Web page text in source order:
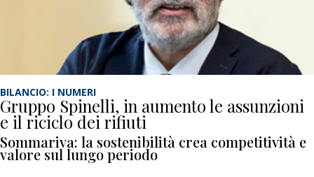
BILANCIO: I NUMERI
Gruppo Spinelli, in aumento le assunzioni
e il riciclo dei rifiuti
Sommariva: la sostenibilità crea competitività e
valore sul lungo periodo